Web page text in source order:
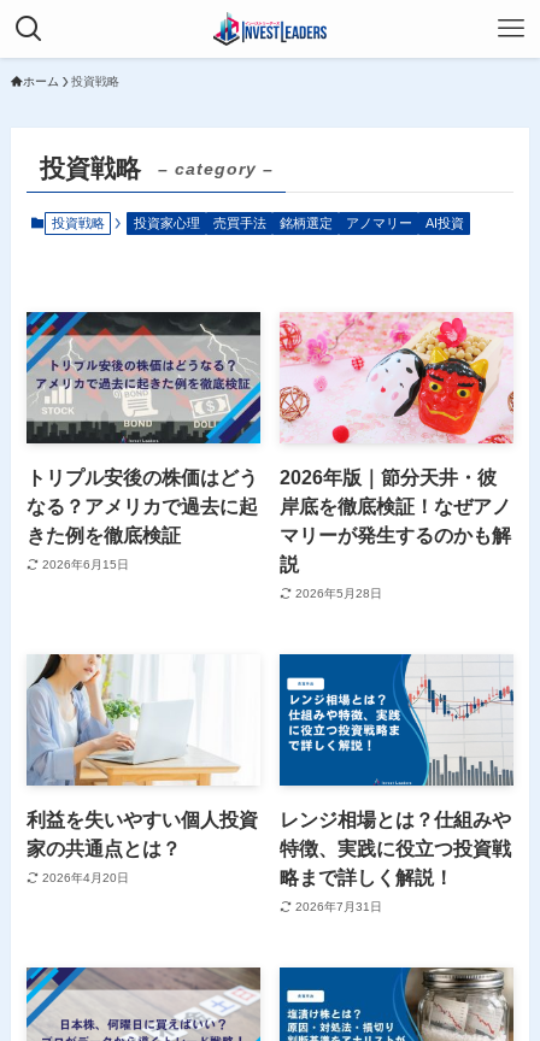
ホーム 投資戦略
投資戦略 – category –
投資戦略 投資家心理 売買手法 銘柄選定 アノマリー AI投資
トリプル安後の株価はどう
なる？アメリカで過去に起
きた例を徹底検証
2026年6月15日
2026年版｜節分天井・彼
岸底を徹底検証！なぜアノ
マリーが発生するのかも解
説
2026年5月28日
利益を失いやすい個人投資
家の共通点とは？
2026年4月20日
レンジ相場とは？仕組みや
特徴、実践に役立つ投資戦
略まで詳しく解説！
2026年7月31日